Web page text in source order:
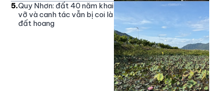
5.Quy Nhơn: đất 40 năm khai
vỡ và canh tác vẫn bị coi là
đất hoang